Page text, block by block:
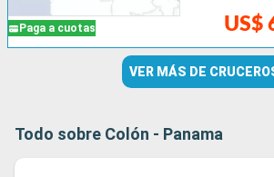
Paga a cuotas US$
VER MÁS DE
Todo sobre Colón - Panama